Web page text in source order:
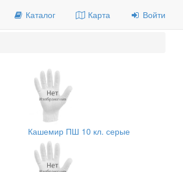
Каталог Карта Войти
Кашемир ПШ 10 кл. серые